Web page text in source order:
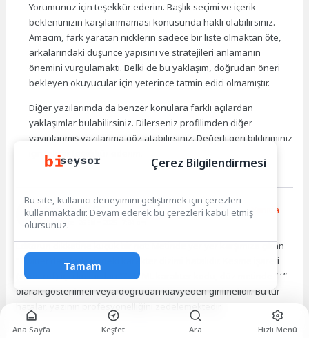
Yorumunuz için teşekkür ederim. Başlık seçimi ve içerik
beklentinizin karşılanmaması konusunda haklı olabilirsiniz.
Amacım, fark yaratan nicklerin sadece bir liste olmaktan öte,
arkalarındaki düşünce yapısını ve stratejileri anlamanın
önemini vurgulamaktı. Belki de bu yaklaşım, doğrudan öneri
bekleyen okuyucular için yeterince tatmin edici olmamıştır.
Diğer yazılarımda da benzer konulara farklı açılardan
yaklaşımlar bulabilirsiniz. Dilerseniz profilimden diğer
yayınlanmış yazılarıma göz atabilirsiniz. Değerli geri bildiriminiz
için tekrar teşekkür ederim.
Nermin BİLGE
10 ay önce
Editörün dikkatine küçük bir not: Metinde yer yer karşımıza çıkan
“Twitter’da” ifadesindeki karakter dizimi hatalıdır. Kesme işareti
(apostrof) için kullanılan “’” HTML karakter kodu, düz metinde ” ‘ ”
olarak gösterilmeli veya doğrudan klavyeden girilmelidir. Bu tür
Yanıtla
Ana Sayfa Keşfet Ara Hızlı Menü
Çerez Bilgilendirmesi
Bu site, kullanıcı deneyimini geliştirmek için çerezleri
kullanmaktadır. Devam ederek bu çerezleri kabul etmiş
olursunuz.
Tamam